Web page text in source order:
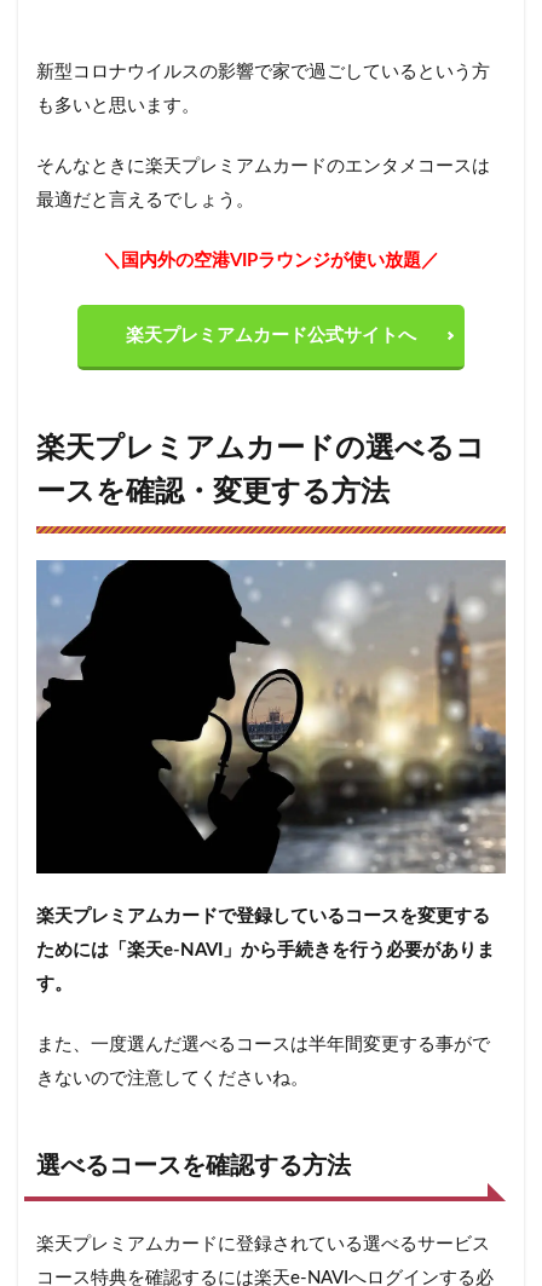
新型コロナウイルスの影響で家で過ごしているという方
も多いと思います。
そんなときに楽天プレミアムカードのエンタメコースは
最適だと言えるでしょう。
＼国内外の空港VIPラウンジが使い放題／
楽天プレミアムカード公式サイトへ
楽天プレミアムカードの選べるコ
ースを確認・変更する方法
楽天プレミアムカードで登録しているコースを変更する
ためには「楽天e-NAVI」から手続きを行う必要がありま
す。
また、一度選んだ選べるコースは半年間変更する事がで
きないので注意してくださいね。
選べるコースを確認する方法
楽天プレミアムカードに登録されている選べるサービス
コース特典を確認するには楽天e-NAVIへログインする必